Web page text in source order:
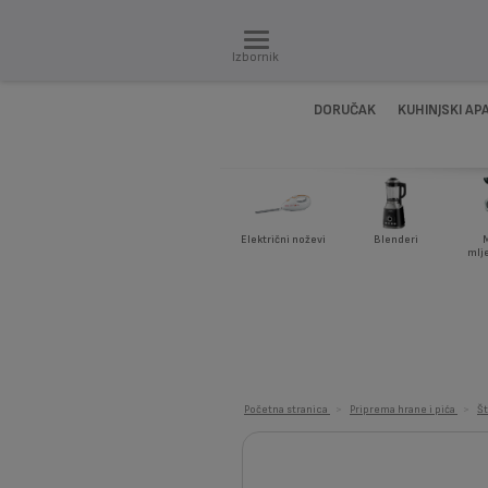
Izbornik
DORUČAK KUHINJSKI
Električni noževi Blenderi
Početna stranica Priprema hrane i pića